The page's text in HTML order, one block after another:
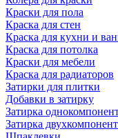
Краски для пола
Краска для стен
Краска для кухни и
Краска для потолка
Краски для мебели
Краска для радиаторов
Затирки для плитки
Добавки в затирку
Затирка
Затирка